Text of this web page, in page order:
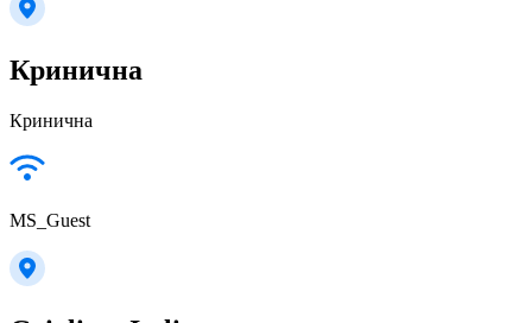
Кринична
Кринична
MS_Guest